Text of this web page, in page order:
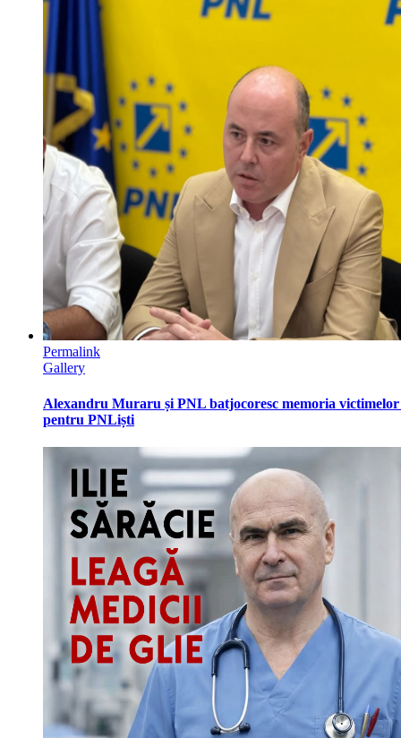
Permalink
Gallery
Alexandru Muraru și PNL batjocoresc memoria
pentru PNLiști